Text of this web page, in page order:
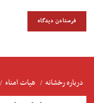
درباره رخشانه هیات امناء